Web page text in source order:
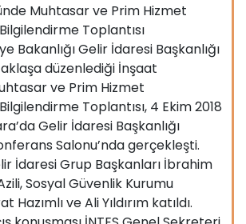
Muhtasar ve Prim Hizmet
Toplantısı
Bakanlığı Gelir İdaresi Başkanlığı
düzenlediği İnşaat
ve Prim Hizmet
Toplantısı, 4 Ekim 2018
Gelir İdaresi Başkanlığı
Salonu’nda gerçekleşti.
İdaresi Grup Başkanları İbrahim
Sosyal Güvenlik Kurumu
Hazımlı ve Ali Yıldırım katıldı.